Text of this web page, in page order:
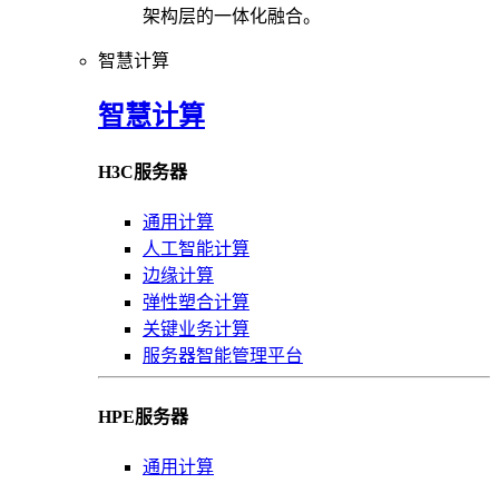
架构层的一体化融合。
智慧计算
智慧计算
H3C服务器
通用计算
人工智能计算
边缘计算
弹性塑合计算
关键业务计算
服务器智能管理平台
HPE服务器
通用计算